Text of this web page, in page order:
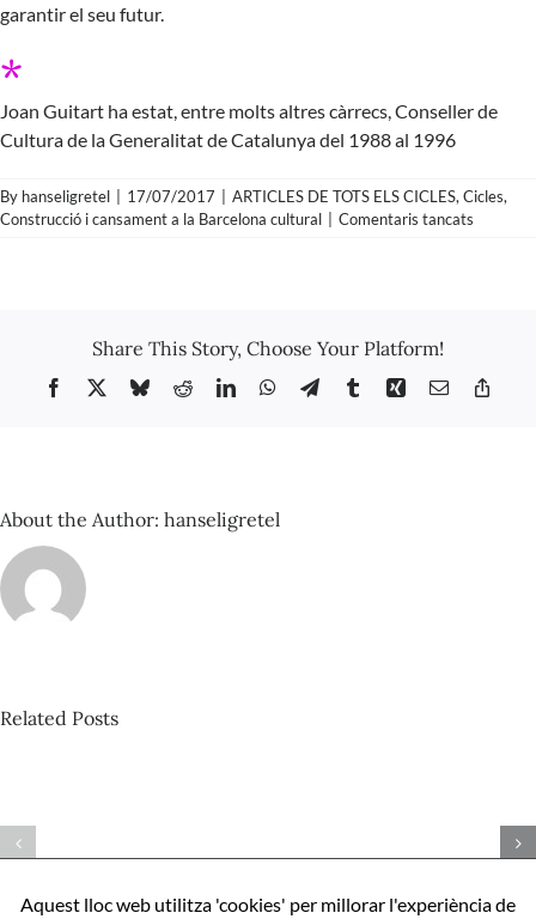
garantir el seu futur.
*
Joan Guitart ha estat, entre molts altres càrrecs, Conseller de
Cultura de la Generalitat de Catalunya del 1988 al 1996
By hanseligretel 17/07/2017 ARTICLES DE TOTS ELS CICLES, Cicles,
Construcció i cansament a la Barcelona cultural
Comentaris tancats
Share This Story, Choose Your Platform!
Facebook BlueskyRedditLinkedInWhatsApp
TelegramTumblrXing Email
About the Author: hanseligretel
Related Posts
ser
apunts
92_Amen
Aquest lloc web utilitza 'cookies' per millorar l'experiència de